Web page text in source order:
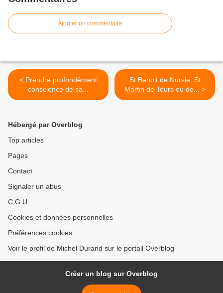
Ajouter un commentaire
< Prendre profondément
conscience de sa...
St Benoit de Nursie, St
Martin de Tours ou de... >
Hébergé par Overblog
Top articles
Pages
Contact
Signaler un abus
C.G.U.
Cookies et données personnelles
Préférences cookies
Voir le profil de Michel Durand sur le portail Overblog
Créer un blog sur Overblog